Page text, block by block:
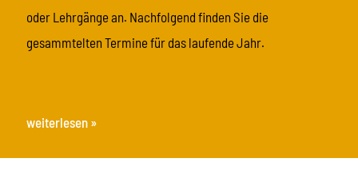
oder Lehrgänge an. Nachfolgend finden Sie die
gesammtelten Termine für das laufende Jahr.
weiterlesen »